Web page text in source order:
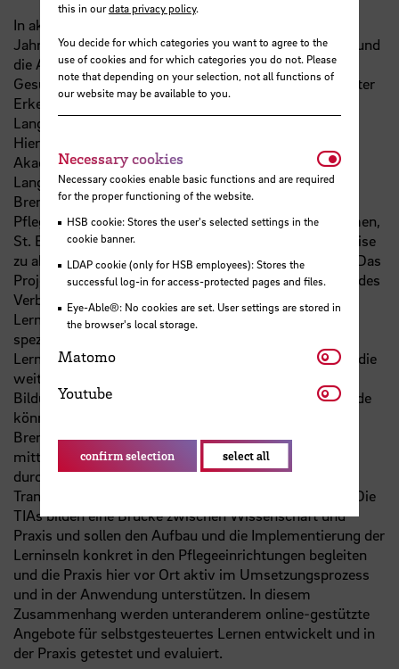
In akademischen Lehrkrankenhäusern wird seit vielen
Jahren geforscht, innovative Ansätze werden erprobt und
die Ausbildung in den verschiedenen
Gesundheitsfachberufen erfolgt entlang evidenzbasierter
Erkenntnisse. Für den Bereich der stationären
Langzeitpflege bestehen diese Strukturen bisher nicht.
Hier setzt das Verbundprojekt TCall (Transfercluster
Akademischer Lehrpflegeeinrichtungen in der
Langzeitpflege) an. Gemeinsam mit der Universität
Bremen und anderen Kooperationspartner werden drei
Pflegeeinrichtungen in Bremen (Johanntiterhaus Bremen,
St. Elisabeth und St. Franziskus der Caritas) Schrittweise
zu akademischen Lehrpflegeeinrichtungen aufgebaut. Das
Projekt besteht dabei aus mehreren Teilprojekten. Ziel des
Verbundvorhabens DELI („Aufbau einer dezentralen
Lerninfrastruktur) ist es, für die Langzeitpflege eine
spezifische dezentrale – also arbeitsplatznahe -
Lerninfrastruktur zu konzipieren und aufzubauen über die
weiteren Innovationen über arbeitsplatznahe
Bildungsangebote schnell in die Praxis umgesetzt werde
können. Das Teilvorhaben DELI-TIA der Hochschule
Bremen fokussiert hierbei den Aufbau der Lerninseln
mittels enger Begleitung der Praxis im Changeprozess
durch den innovativen Einsatz von speziellen
Transformations- und Innovationsagent:innen (TIAs). Die
TIAs bilden eine Brücke zwischen Wissenschaft und
Praxis und sollen den Aufbau und die Implementierung der
Lerninseln konkret in den Pflegeeinrichtungen begleiten
und die Praxis hier vor Ort aktiv im Umsetzungsprozess
und in der Anwendung unterstützen. In diesem
Zusammenhang werden unteranderem online-gestützte
Angebote für selbstgesteuertes Lernen entwickelt und in
der Praxis getestet und evaluiert.
this in ourdata privacy policy.
You decide for which categories you want to agree to the
use of cookies and for which categories you do not. Please
note that depending on your selection, not all functions of
our website may be available to you.
Necessary cookies
Necessary cookies enable basic functions and are required
for the proper functioning of the website.
HSB cookie: Stores the user's selected settings in the
cookie banner.
LDAP cookie (only for HSB employees): Stores the
successful log-in for access-protected pages and files.
Eye-Able®: No cookies are set. User settings are stored in
the browser's local storage.
Matomo Matomo
Youtube Youtube
confirm selection select all